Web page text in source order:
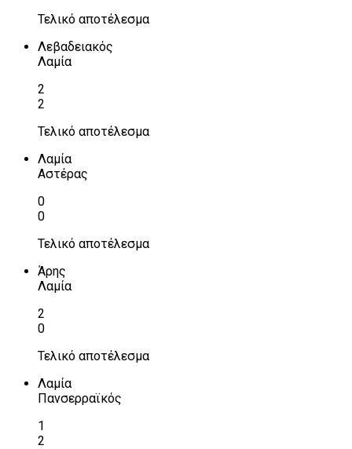
Τελικό αποτέλεσμα
Λεβαδειακός
Λαμία
2
2
Τελικό αποτέλεσμα
Λαμία
Αστέρας
0
0
Τελικό αποτέλεσμα
Άρης
Λαμία
2
0
Τελικό αποτέλεσμα
Λαμία
Πανσερραϊκός
1
2